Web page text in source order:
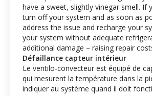
have a sweet, slightly vinegar smell. If
turn off your system and as soon as
address the issue and recharge your
your system without adequate
additional damage – raising repair
Défaillance capteur intérieur
Le ventilo-convecteur est équipé de
qui mesurent la température dans la
indiquer au système quand il doit